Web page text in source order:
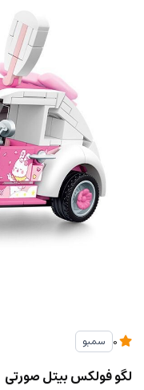
سمبو
لگو فولکس بیتل صورتی